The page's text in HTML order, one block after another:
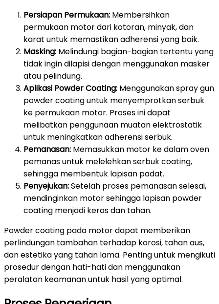
Persiapan Permukaan: Membersihkan
permukaan motor dari kotoran, minyak, dan
karat untuk memastikan adherensi yang baik.
Masking: Melindungi bagian-bagian tertentu yang
tidak ingin dilapisi dengan menggunakan masker
atau pelindung.
Aplikasi Powder Coating: Menggunakan spray gun
powder coating untuk menyemprotkan serbuk
ke permukaan motor. Proses ini dapat
melibatkan penggunaan muatan elektrostatik
untuk meningkatkan adherensi serbuk.
Pemanasan: Memasukkan motor ke dalam oven
pemanas untuk melelehkan serbuk coating,
sehingga membentuk lapisan padat.
Penyejukan:Setelah proses pemanasan selesai,
mendinginkan motor sehingga lapisan powder
coating menjadi keras dan tahan.
Powder coating pada motor dapat memberikan
perlindungan tambahan terhadap korosi, tahan aus,
dan estetika yang tahan lama. Penting untuk mengikuti
prosedur dengan hati-hati dan menggunakan
peralatan keamanan untuk hasil yang optimal.